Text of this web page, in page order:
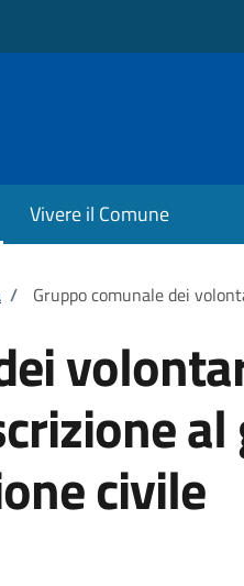
Vivere il Comune
/ Gruppo comunale dei
civile